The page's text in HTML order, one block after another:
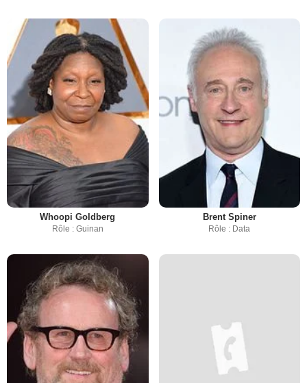
Whoopi Goldberg
Rôle : Guinan
Brent Spiner
Rôle : Data